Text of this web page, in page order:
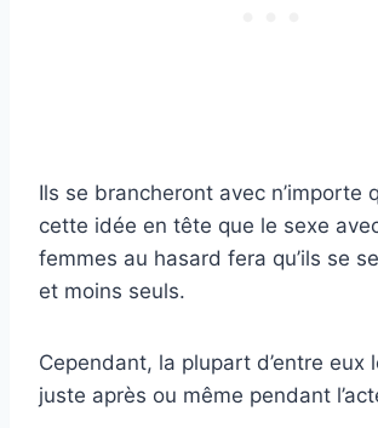
Ils se brancheront avec n’importe
cette idée en tête que le sexe
femmes au hasard fera qu’ils se
et moins seuls.
Cependant, la plupart d’entre eux
juste après ou même pendant